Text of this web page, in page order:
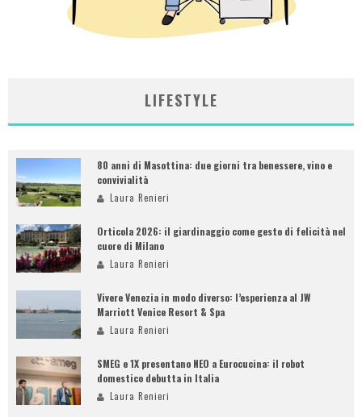
LIFESTYLE
80 anni di Masottina: due giorni tra benessere, vino e
convivialità
Laura Renieri
Orticola 2026: il giardinaggio come gesto di felicità nel
cuore di Milano
Laura Renieri
Vivere Venezia in modo diverso: l’esperienza al JW
Marriott Venice Resort & Spa
Laura Renieri
SMEG e 1X presentano NEO a Eurocucina: il robot
domestico debutta in Italia
Laura Renieri